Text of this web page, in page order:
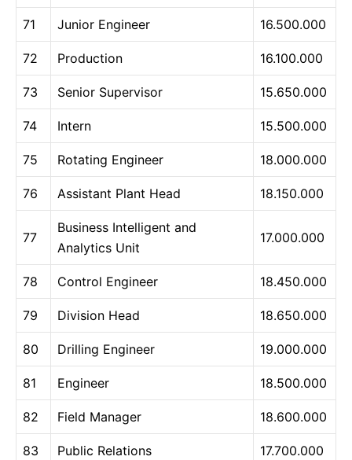
71 Junior Engineer 16.500.000
72 Production 16.100.000
73 Senior Supervisor 15.650.000
74 Intern 15.500.000
75 Rotating Engineer 18.000.000
76 Assistant Plant Head 18.150.000
77
Business Intelligent and
Analytics Unit
17.000.000
78 Control Engineer 18.450.000
79 Division Head 18.650.000
80 Drilling Engineer 19.000.000
81 Engineer 18.500.000
82 Field Manager 18.600.000
83 Public Relations 17.700.000